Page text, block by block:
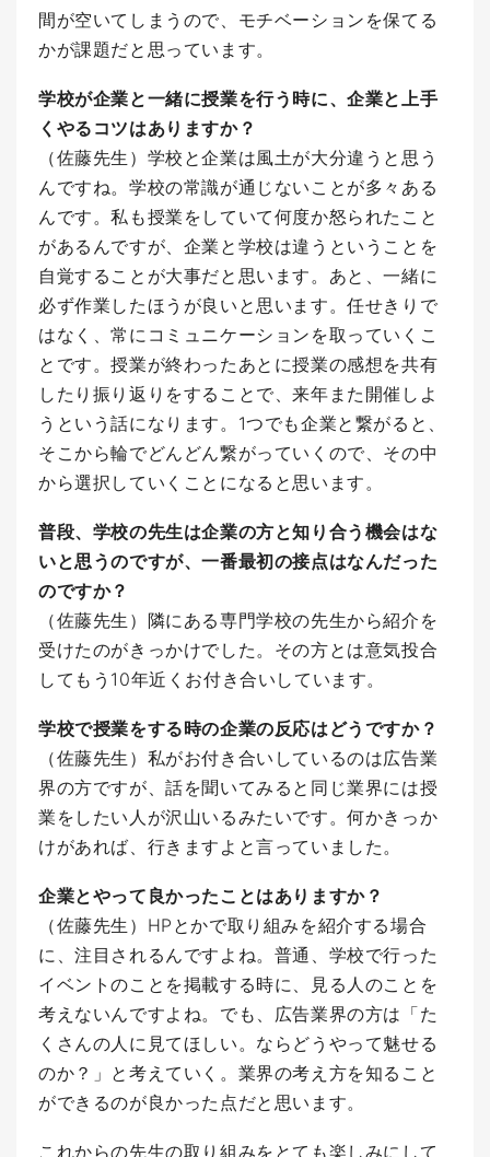
間が空いてしまうので、モチベーションを保てる
かが課題だと思っています。
学校が企業と一緒に授業を行う時に、企業と上手
くやるコツはありますか？
（佐藤先生）学校と企業は風土が大分違うと思う
んですね。学校の常識が通じないことが多々ある
んです。私も授業をしていて何度か怒られたこと
があるんですが、企業と学校は違うということを
自覚することが大事だと思います。あと、一緒に
必ず作業したほうが良いと思います。任せきりで
はなく、常にコミュニケーションを取っていくこ
とです。授業が終わったあとに授業の感想を共有
したり振り返りをすることで、来年また開催しよ
うという話になります。1つでも企業と繋がると、
そこから輪でどんどん繋がっていくので、その中
から選択していくことになると思います。
普段、学校の先生は企業の方と知り合う機会はな
いと思うのですが、一番最初の接点はなんだった
のですか？
（佐藤先生）隣にある専門学校の先生から紹介を
受けたのがきっかけでした。その方とは意気投合
してもう10年近くお付き合いしています。
学校で授業をする時の企業の反応はどうですか？
（佐藤先生）私がお付き合いしているのは広告業
界の方ですが、話を聞いてみると同じ業界には授
業をしたい人が沢山いるみたいです。何かきっか
けがあれば、行きますよと言っていました。
企業とやって良かったことはありますか？
（佐藤先生）HPとかで取り組みを紹介する場合
に、注目されるんですよね。普通、学校で行った
イベントのことを掲載する時に、見る人のことを
考えないんですよね。でも、広告業界の方は「た
くさんの人に見てほしい。ならどうやって魅せる
のか？」と考えていく。業界の考え方を知ること
ができるのが良かった点だと思います。
これからの先生の取り組みをとても楽しみにして